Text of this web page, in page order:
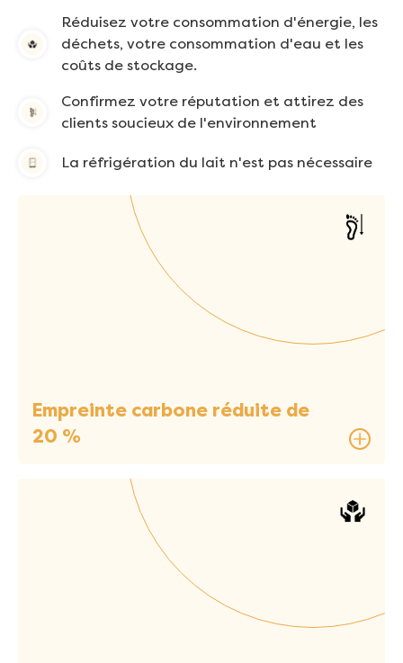
Réduisez votre consommation d'énergie, les
déchets, votre consommation d'eau et les
coûts de stockage.
Confirmez votre réputation et attirez des
clients soucieux de l'environnement
La réfrigération du lait n'est pas nécessaire
Empreinte carbone réduite de
20 %